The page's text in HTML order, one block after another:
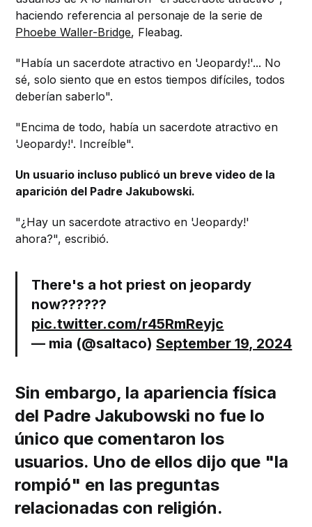
haciendo referencia al personaje de la serie de
Phoebe Waller-Bridge, Fleabag.
"Había un sacerdote atractivo en 'Jeopardy!'... No
sé, solo siento que en estos tiempos difíciles, todos
deberían saberlo".
"Encima de todo, había un sacerdote atractivo en
'Jeopardy!'. Increíble".
Un usuario incluso publicó un breve video de la
aparición del Padre Jakubowski.
"¿Hay un sacerdote atractivo en 'Jeopardy!'
ahora?", escribió.
There's a hot priest on jeopardy
now??????
pic.twitter.com/r45RmReyjc
— mia (@saltaco)September 19, 2024
Sin embargo, la apariencia física
del Padre Jakubowski no fue lo
único que comentaron los
usuarios. Uno de ellos dijo que "la
rompió" en las preguntas
relacionadas con religión.